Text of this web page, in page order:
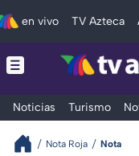
en vivo TV Azteca
Noticias Turismo
Nota Roja Nota